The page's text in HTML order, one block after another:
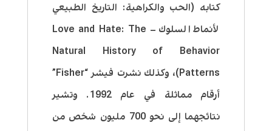
كتابه (الحب والكراهية: التاريخ الطبيعي
لأنماط السلوك – Love and Hate: The
Natural History of Behavior
Patterns)، وكذلك نشرت فيشر “Fisher”
أرقام مماثلة في عام 1992. وتشير
نتائجهما إلى نحو 700 مليون شخص من